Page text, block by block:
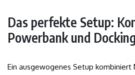
Das perfekte Setup:
Powerbank und
Ein ausgewogenes Setup kombiniert